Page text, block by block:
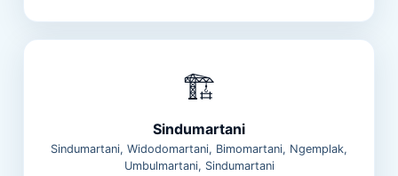
🏗️
Sindumartani
Sindumartani, Widodomartani, Bimomartani, Ngemplak,
Umbulmartani, Sindumartani